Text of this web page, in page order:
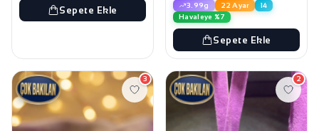
Sepete Ekle 3.99g 22 Ayar
14
Havaleye %7
Sepete Ekle
3 2